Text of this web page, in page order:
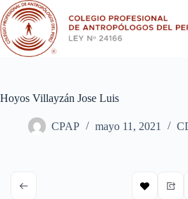
Saltar
al
contenido
Hoyos Villayzán Jose Luis
CPAP mayo 11, 2021